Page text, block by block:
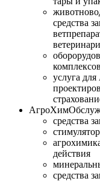
средства
комплексов
услуга
средства
действия
средства